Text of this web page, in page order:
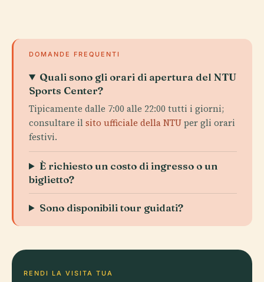
DOMANDE FREQUENTI
Quali sono gli orari di apertura del NTU
Sports Center?
Tipicamente dalle 7:00 alle 22:00 tutti i giorni;
consultare ilsito ufficiale della NTUper gli orari
festivi.
È richiesto un costo di ingresso o un
biglietto?
Sono disponibili tour guidati?
RENDI LA VISITA TUA